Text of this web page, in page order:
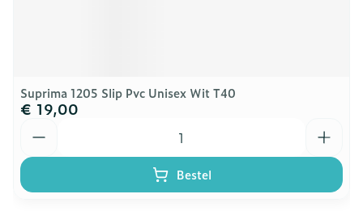
Suprima 1205 Slip Pvc Unisex Wit T40
€ 19,00
Bestel